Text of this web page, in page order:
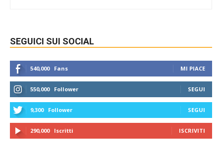
SEGUICI SUI SOCIAL
540,000 Fans MI PIACE
550,000 Follower SEGUI
9,300 Follower SEGUI
290,000 Iscritti ISCRIVITI